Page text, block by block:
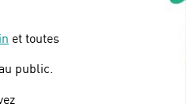
et toutes
public.